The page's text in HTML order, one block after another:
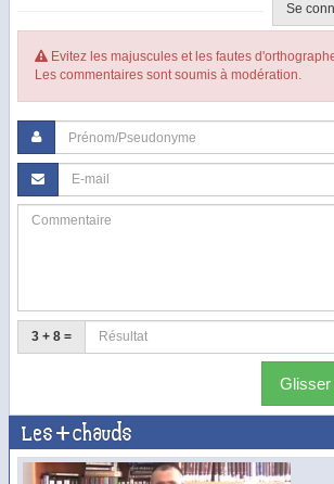
Se
Evitez les majuscules et les fautes
Les commentaires sont soumis à modération.
3 + 8 =
Glisser
Les + chauds